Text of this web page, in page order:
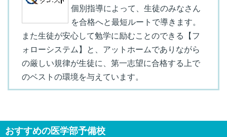
個別指導によって、生徒のみなさん
を合格へと最短ルートで導きます。
また生徒が安心して勉学に励むことのできる【フ
ォローシステム】と、アットホームでありながら
の厳しい規律が生徒に、第一志望に合格する上で
のベストの環境を与えています。
おすすめの医学部予備校